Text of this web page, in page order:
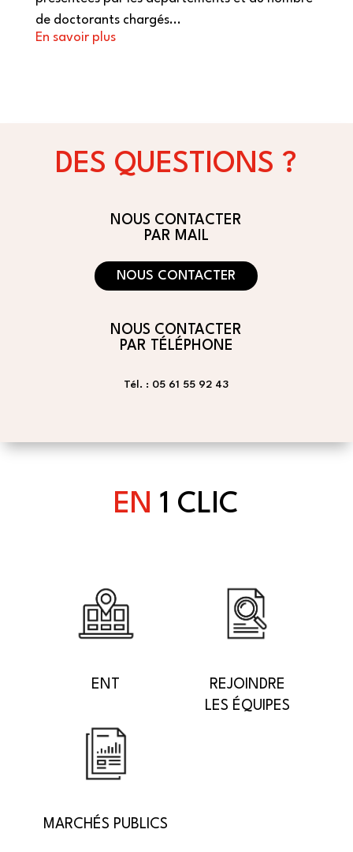
de doctorants chargés...
DES QUESTIONS ?
NOUS CONTACTER
PAR MAIL
NOUS CONTACTER
NOUS CONTACTER
PAR TÉLÉPHONE
Tél. : 05 61 55 92 43
EN 1 CLIC
ENT
REJOINDRE
LES ÉQUIPES
MARCHÉS PUBLICS